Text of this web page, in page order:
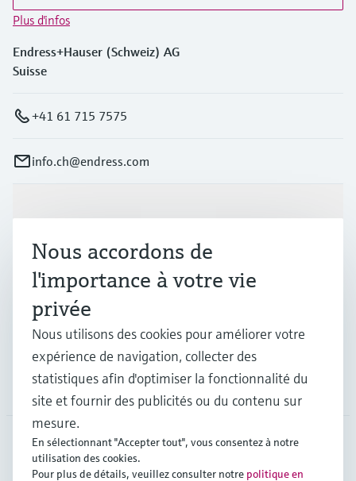
Plus d'infos
Endress+Hauser (Schweiz) AG
Suisse
+41 61 715 7575
info.ch@endress.com
Industries
Support
Société
CHE•Français
Nous accordons de
l'importance à votre vie
privée
Nous utilisons des cookies pour améliorer votre
expérience de navigation, collecter des
statistiques afin d'optimiser la fonctionnalité du
site et fournir des publicités ou du contenu sur
mesure.
En sélectionnant "Accepter tout", vous consentez à notre
utilisation des cookies.
Pour plus de détails, veuillez consulter notre politique en